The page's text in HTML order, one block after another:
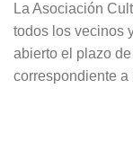
La Asociación
todos los vecinos
abierto el plazo
correspondiente a